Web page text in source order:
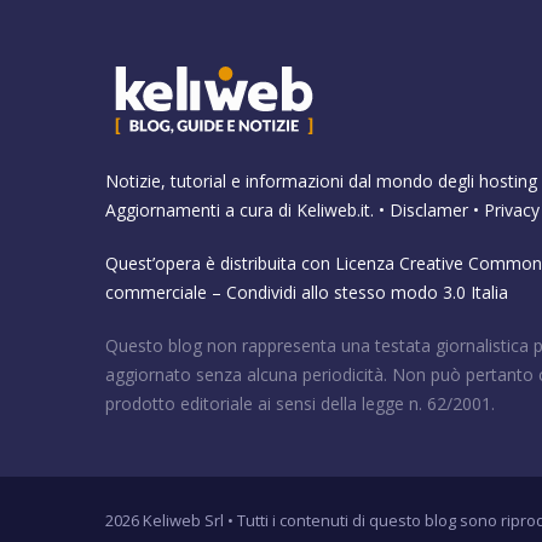
Notizie, tutorial e informazioni dal mondo degli hosting
Aggiornamenti a cura di Keliweb.it. • Disclamer •
Quest’opera è distribuita con Licenza Creative
commerciale – Condividi allo stesso modo 3.0 Italia
Questo blog non rappresenta una testata giornalistica
aggiornato senza alcuna periodicità. Non può pertanto
prodotto editoriale ai sensi della legge n. 62/2001.
2026 Keliweb Srl • Tutti i contenuti di questo blog sono